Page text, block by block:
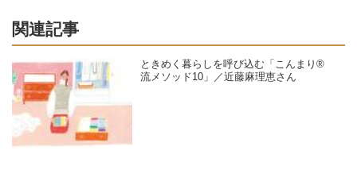
関連記事
ときめく暮らしを呼び込む「こんまり®
流メソッド10」／近藤麻理恵さん